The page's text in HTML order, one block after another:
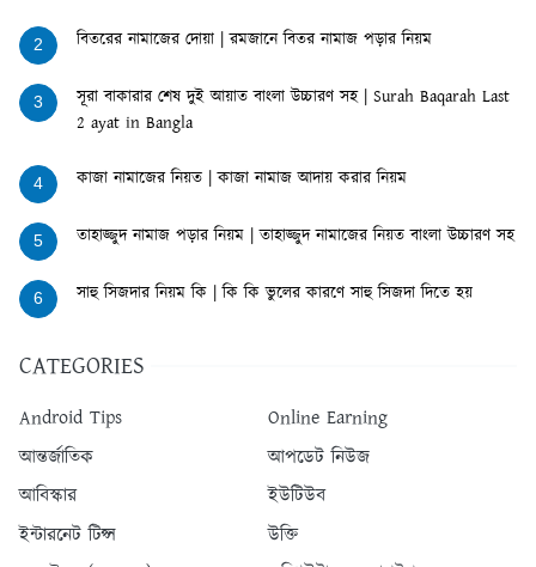
2 বিতরের নামাজের দোয়া | রমজানে বিতর নামাজ পড়ার নিয়ম
3
সূরা বাকারার শেষ দুই আয়াত বাংলা উচ্চারণ সহ | Surah Baqarah Last
2 ayat in Bangla
4 কাজা নামাজের নিয়ত | কাজা নামাজ আদায় করার নিয়ম
5 তাহাজ্জুদ নামাজ পড়ার নিয়ম | তাহাজ্জুদ নামাজের নিয়ত বাংলা উচ্চারণ সহ
6 সাহু সিজদার নিয়ম কি | কি কি ভুলের কারণে সাহু সিজদা দিতে হয়
CATEGORIES
Android Tips
Online Earning
আন্তর্জাতিক
আপডেট নিউজ
আবিস্কার
ইউটিউব
ইন্টারনেট টিপ্স
উক্তি